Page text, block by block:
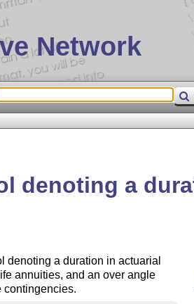
Network
denoting a
denoting a duration in actuarial
annuities, and an over angle
contingencies.